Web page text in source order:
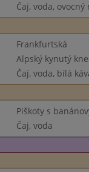
Čaj, voda, ovocný
Frankfurtská
Alpský kynutý
Čaj, voda, bílá
Piškoty s
Čaj, voda